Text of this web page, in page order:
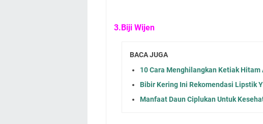
3.Biji Wijen
BACA JUGA
10 Cara Menghilangkan Ketiak Hitam
Bibir Kering Ini Rekomendasi Lipstik
Manfaat Daun Ciplukan Untuk